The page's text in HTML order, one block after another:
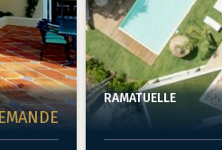
RAMATUELLE